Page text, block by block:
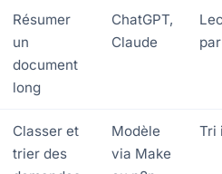
Résumer
un
document
long
ChatGPT,
Claude
Classer et
trier des
Modèle
via Make
Tri